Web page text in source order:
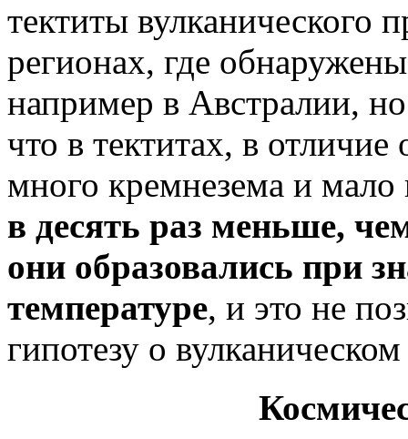
тектиты вулканического
регионах, где
например в Австралии,
что в тектитах, в отличие
много кремнезема и мало
в десять раз меньше,
они образовались при
температуре, и это не
гипотезу о